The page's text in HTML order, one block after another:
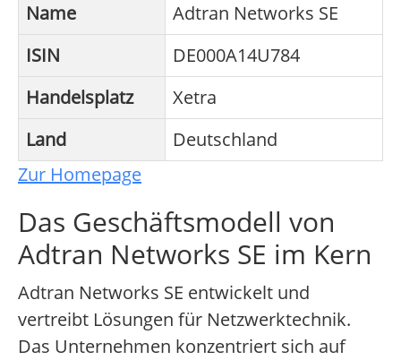
Name
Adtran Networks SE
ISIN
DE000A14U784
Handelsplatz
Xetra
Land
Deutschland
Zur Homepage
Das Geschäftsmodell von
Adtran Networks SE im Kern
Adtran Networks SE entwickelt und
vertreibt Lösungen für Netzwerktechnik.
Das Unternehmen konzentriert sich auf